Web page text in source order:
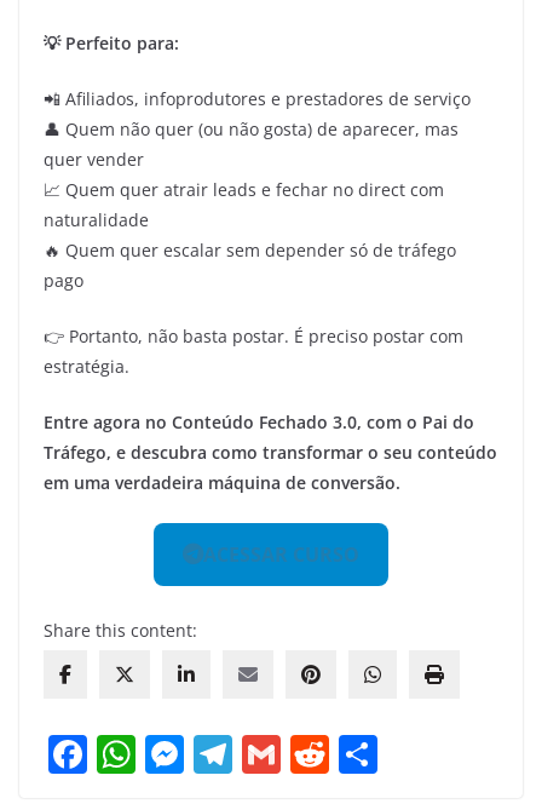
💡 Perfeito para:
📲 Afiliados, infoprodutores e prestadores de serviço
👤 Quem não quer (ou não gosta) de aparecer, mas
quer vender
📈 Quem quer atrair leads e fechar no direct com
naturalidade
🔥 Quem quer escalar sem depender só de tráfego
pago
👉 Portanto, não basta postar. É preciso postar com
estratégia.
Entre agora no Conteúdo Fechado 3.0, com o Pai do
Tráfego, e descubra como transformar o seu conteúdo
em uma verdadeira máquina de conversão.
ACESSAR CURSO
Share this content:
F W M T G R